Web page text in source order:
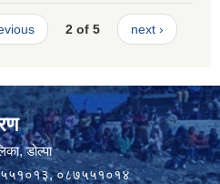
2 of 5 next ›
डोल्पा
०८७५५१०१४